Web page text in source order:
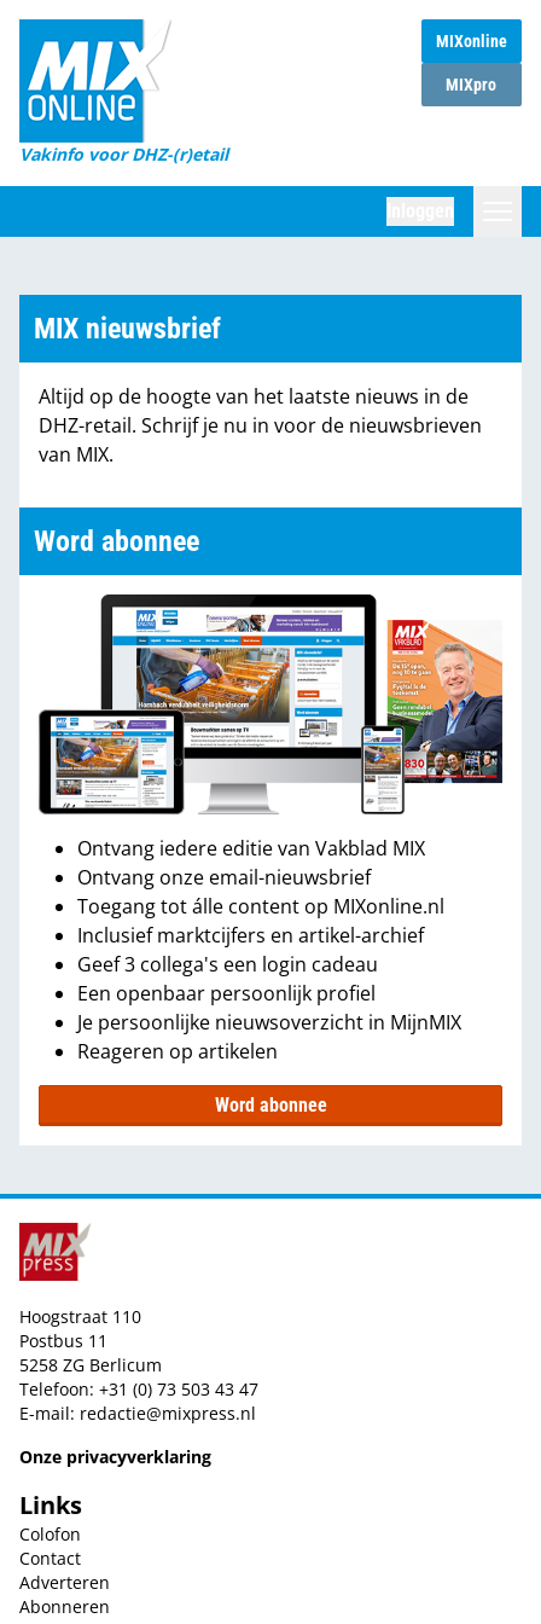
MIXonline
MIXpro
Vakinfo voor DHZ-(r)etail
Home
Magazines
DHZ Sessie
Marktcijfers
Partners
MIX nieuwsbrief
Altijd op de hoogte van het laatste nieuws in de
DHZ-retail. Schrijf je nu in voor de nieuwsbrieven
van MIX.
Word abonnee
Ontvang iedere editie van Vakblad MIX
Ontvang onze email-nieuwsbrief
Toegang tot álle content op MIXonline.nl
Inclusief marktcijfers en artikel-archief
Geef 3 collega's een login cadeau
Een openbaar persoonlijk profiel
Je persoonlijke nieuwsoverzicht in MijnMIX
Reageren op artikelen
Word abonnee
Hoogstraat 110
Postbus 11
5258 ZG Berlicum
Telefoon: +31 (0) 73 503 43 47
E-mail: redactie@mixpress.nl
Onze privacyverklaring
Links
Colofon
Contact
Adverteren
Abonneren